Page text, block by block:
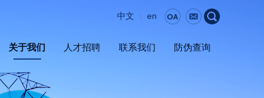
中文 en
关于我们 人才招聘 联系我们 防伪查询